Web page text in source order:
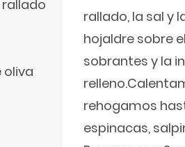
rallado, la sal y
hojaldre sobre
sobrantes y la
rehogamos
espinacas,
oliva